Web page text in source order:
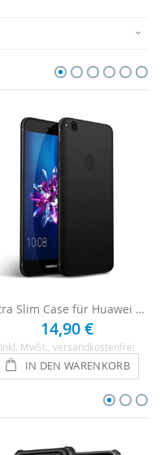
Ultra Slim Case für Huawei P8 Lite 2017 - Schwarz
14,90 €
Inkl. MwSt. , versandkostenfrei
IN DEN WARENKORB